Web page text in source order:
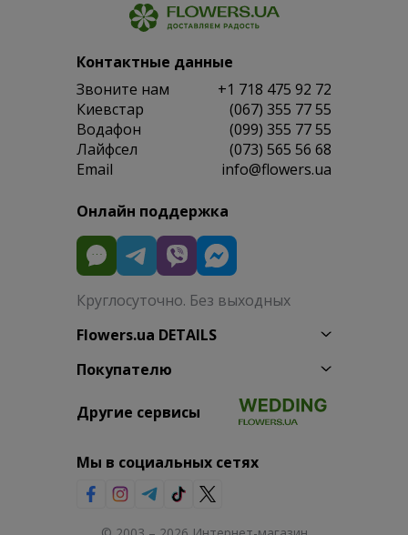
Контактные данные
Звоните нам
+1 718 475 92 72
Киевстар
(067) 355 77 55
Водафон
(099) 355 77 55
Лайфсел
(073) 565 56 68
Email
info@flowers.ua
Онлайн поддержка
Круглосуточно. Без выходных
Flowers.ua DETAILS
Покупателю
Другие сервисы
Мы в социальных сетях